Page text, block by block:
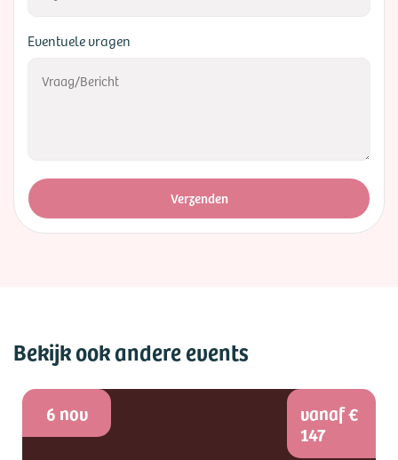
Eventuele vragen
Verzenden
Bekijk ook andere events
6 nov
vanaf €
147